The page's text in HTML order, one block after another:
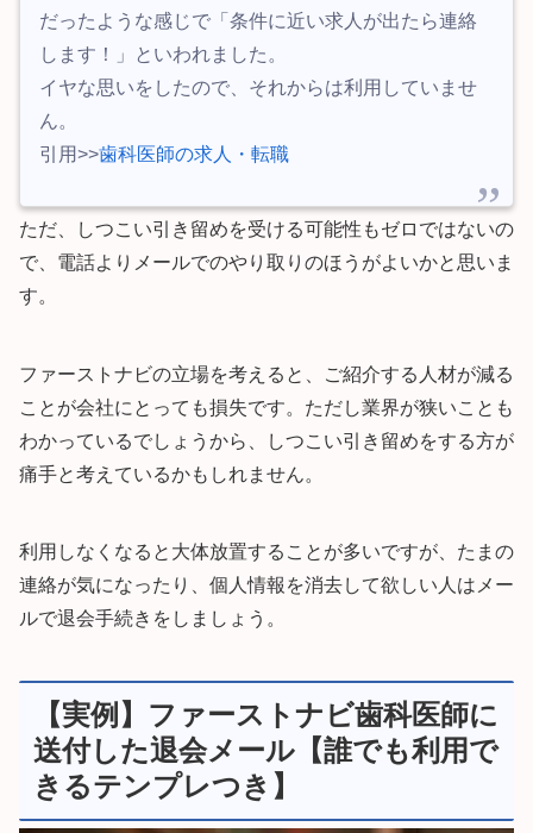
だったような感じで「条件に近い求人が出たら連絡
します！」といわれました。
イヤな思いをしたので、それからは利用していませ
ん。
引用>>歯科医師の求人・転職
ただ、しつこい引き留めを受ける可能性もゼロではないの
で、電話よりメールでのやり取りのほうがよいかと思いま
す。
ファーストナビの立場を考えると、ご紹介する人材が減る
ことが会社にとっても損失です。ただし業界が狭いことも
わかっているでしょうから、しつこい引き留めをする方が
痛手と考えているかもしれません。
利用しなくなると大体放置することが多いですが、たまの
連絡が気になったり、個人情報を消去して欲しい人はメー
ルで退会手続きをしましょう。
【実例】ファーストナビ歯科医師に
送付した退会メール【誰でも利用で
きるテンプレつき】